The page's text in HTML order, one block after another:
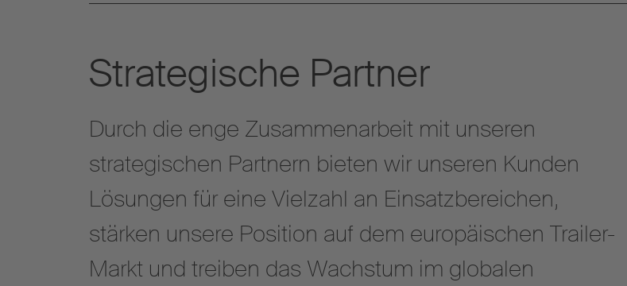
Strategische Partner
Durch die enge Zusammenarbeit mit unseren
strategischen Partnern bieten wir unseren Kunden
Lösungen für eine Vielzahl an Einsatzbereichen,
stärken unsere Position auf dem europäischen Trailer-
Markt und treiben das Wachstum im globalen